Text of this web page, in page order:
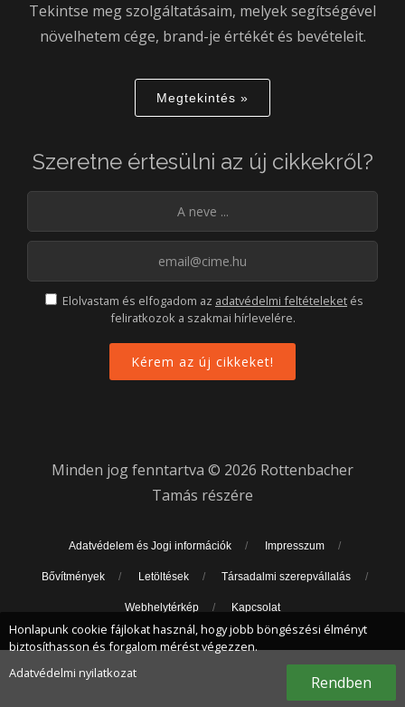
Tekintse meg szolgáltatásaim, melyek segítségével
növelhetem cége, brand-je értékét és bevételeit.
Megtekintés »
Szeretne értesülni az új cikkekről?
Elolvastam és elfogadom az adatvédelmi feltételeket és
feliratkozok a szakmai hírlevelére.
Minden jog fenntartva © 2026 Rottenbacher
Tamás részére
Adatvédelem és Jogi információk Impresszum
Bővítmények Letöltések Társadalmi szerepvállalás
Webhelytérkép Kapcsolat
Honlapunk cookie fájlokat használ, hogy jobb böngészési élményt
biztosíthasson és forgalom mérést végezzen.
Adatvédelmi nyilatkozat
Rendben